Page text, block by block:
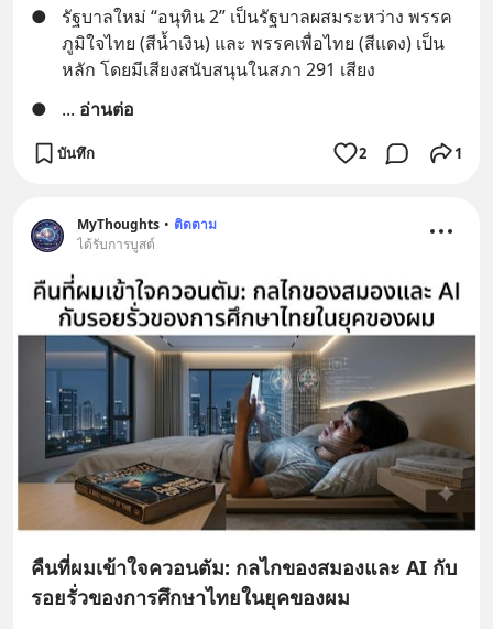
●
รัฐบาลใหม่ “อนุทิน 2” เป็นรัฐบาลผสมระหว่าง พรรค
ภูมิใจไทย (สีน้ำเงิน) และ พรรคเพื่อไทย (สีแดง) เป็น
หลัก โดยมีเสียงสนับสนุนในสภา 291 เสียง
●
... อ่านต่อ
บันทึก 2 1
MyThoughts • ติดตาม
ได้รับการบูสต์
คืนที่ผมเข้าใจควอนตัม: กลไกของสมองและ AI กับ
รอยรั่วของการศึกษาไทยในยุคของผม